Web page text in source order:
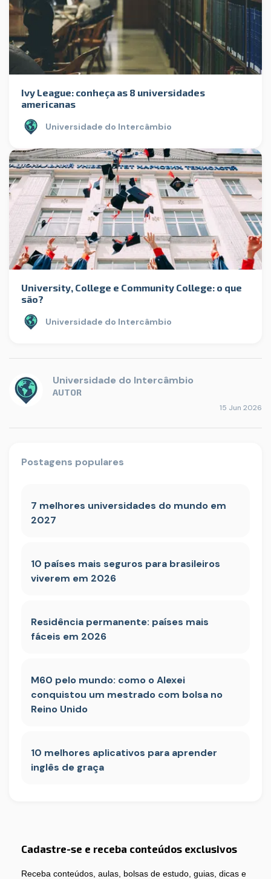
Ivy League: conheça as 8 universidades
americanas
Universidade do Intercâmbio
University, College e Community College: o que
são?
Universidade do Intercâmbio
Universidade do Intercâmbio
AUTOR
15 Jun 2026
Postagens populares
7 melhores universidades do mundo em
2027
10 países mais seguros para brasileiros
viverem em 2026
Residência permanente: países mais
fáceis em 2026
M60 pelo mundo: como o Alexei
conquistou um mestrado com bolsa no
Reino Unido
10 melhores aplicativos para aprender
inglês de graça
Cadastre-se e receba conteúdos exclusivos
Receba conteúdos, aulas, bolsas de estudo, guias, dicas e